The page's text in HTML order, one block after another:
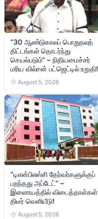
“30 ஆண்டுகாலப் பொதுநலத்
திட்டங்கள் தொடர்ந்து
செயல்படும்” – நிதியமைச்சர்
மரிய வில்சன் பட்ஜெட்டில் உறுதி!
August 5, 2026
“டிஎன்பிஎஸ்சி தேர்வர்களுக்குப்
பறந்தது அப்டேட்” –
இணையத்தில் விடைத்தாள்கள்
திடீர் வெளியீடு!
August 5, 2026